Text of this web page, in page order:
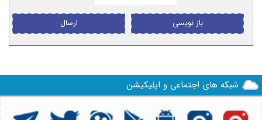
ارسال باز نویسی
شبکه های اجتماعی و اپلیکیشن